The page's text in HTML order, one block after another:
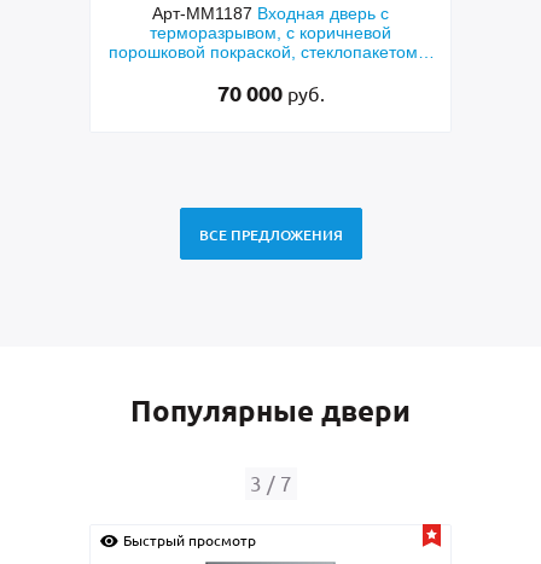
Арт-ММ1384Входная дверь с
металлофиленкой, бугельной ручкой и
порошковым напылением RAL 7021
45 000
ВСЕ ПРЕДЛОЖЕНИЯ
Популярные двери
4 / 7
Быстрый просмотр